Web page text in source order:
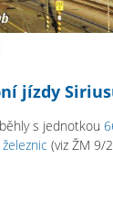
jízdy
s jednotkou
(viz ŽM 9/